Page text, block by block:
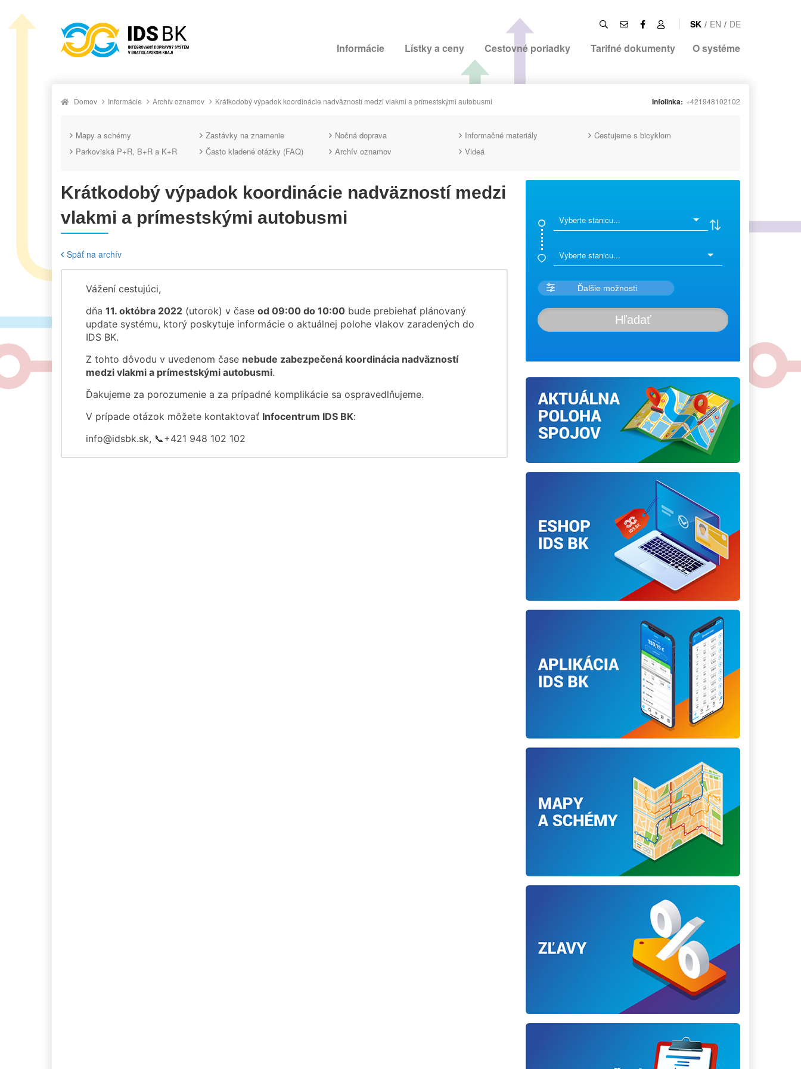
SK / EN / DE
Informácie Lístky a ceny Cestovné poriadky Tarifné dokumenty O systéme
Domov Informácie Archív oznamov Krátkodobý výpadok koordinácie nadväzností medzi vlakmi a prímestskými autobusmi Infolinka: +421948102102
Mapy a schémy Zastávky na znamenie Nočná doprava Informačné materiály
Cestujeme s bicyklom
Parkoviská P+R, B+R a K+R
Často kladené otázky (FAQ) Archív oznamov Videá
Krátkodobý výpadok koordinácie nadväzností medzi
vlakmi a prímestskými autobusmi
Späť na archív
Vážení cestujúci,
dňa 11. októbra 2022 (utorok) v čase od 09:00 do 10:00 bude prebiehať plánovaný
update systému, ktorý poskytuje informácie o aktuálnej polohe vlakov zaradených do
IDS BK.
Z tohto dôvodu v uvedenom čase nebude zabezpečená koordinácia nadväzností
medzi vlakmi a prímestskými autobusmi.
Ďakujeme za porozumenie a za prípadné komplikácie sa ospravedlňujeme.
V prípade otázok môžete kontaktovať Infocentrum IDS BK:
info@idsbk.sk, 📞+421 948 102 102